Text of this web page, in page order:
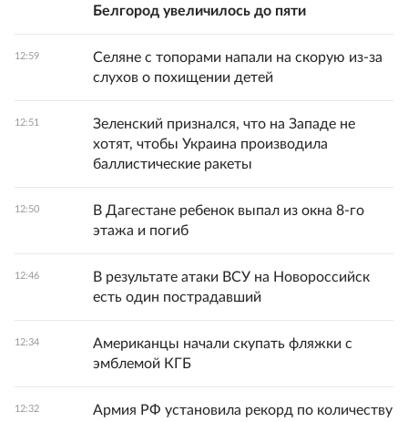
Белгород увеличилось до пяти
12:59
Селяне с топорами напали на скорую из-за
слухов о похищении детей
12:51
Зеленский признался, что на Западе не
хотят, чтобы Украина производила
баллистические ракеты
12:50
В Дагестане ребенок выпал из окна 8-го
этажа и погиб
12:46
В результате атаки ВСУ на Новороссийск
есть один пострадавший
12:34
Американцы начали скупать фляжки с
эмблемой КГБ
12:32
Армия РФ установила рекорд по количеству